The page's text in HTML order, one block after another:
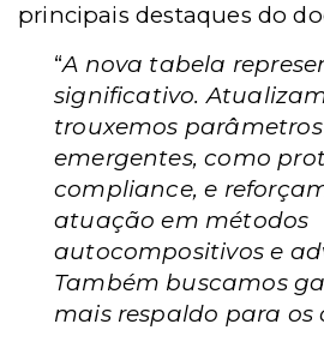
principais destaques do
“A nova tabela
significativo.
trouxemos
emergentes, como
compliance, e
atuação em métodos
autocompositivos e
Também buscamos
mais respaldo para os